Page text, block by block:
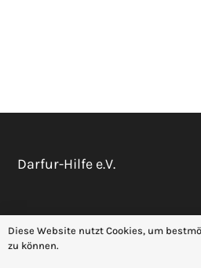
Darfur-Hilfe e.V.
Diese Website nutzt Cookies, um
zu können.